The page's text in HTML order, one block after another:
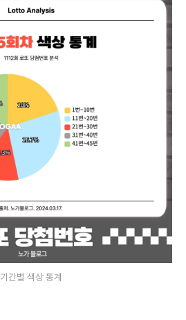
기간별 색상 통계